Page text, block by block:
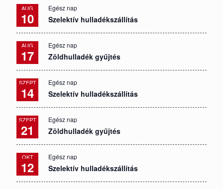
AUG
10
Egész nap
Szelektív hulladékszállítás
AUG
17
Egész nap
Zöldhulladék gyűjtés
SZEPT
14
Egész nap
Szelektív hulladékszállítás
SZEPT
21
Egész nap
Zöldhulladék gyűjtés
OKT
12
Egész nap
Szelektív hulladékszállítás